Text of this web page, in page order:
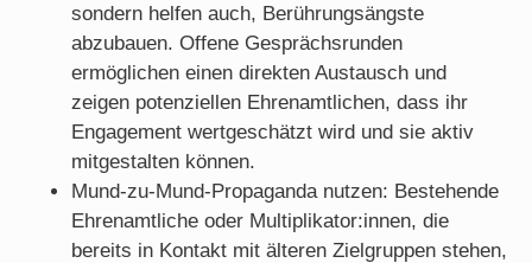
sondern helfen auch, Berührungsängste
abzubauen. Offene Gesprächsrunden
ermöglichen einen direkten Austausch und
zeigen potenziellen Ehrenamtlichen, dass ihr
Engagement wertgeschätzt wird und sie aktiv
mitgestalten können.
Mund-zu-Mund-Propaganda nutzen: Bestehende
Ehrenamtliche oder Multiplikator:innen, die
bereits in Kontakt mit älteren Zielgruppen stehen,